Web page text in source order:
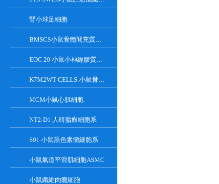
腎小球足細胞
BMSCS小鼠骨髓間充質干細胞
EOC 20 小鼠小神經膠質細胞系
K7M2WT CELLS:小鼠骨肉瘤成骨細胞系
MCM小鼠心肌細胞
NT2-D1 人畸胎瘤細胞系
S91 小鼠黑色素瘤細胞系
小鼠氣道平滑肌細胞ASMC
小鼠纖維肉瘤細胞